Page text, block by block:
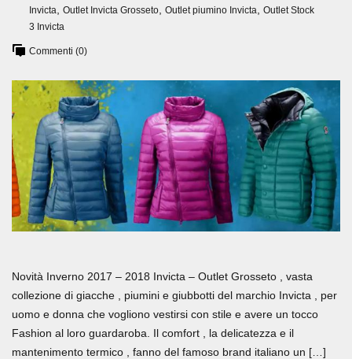
Invicta Outlet Invicta Grosseto Outlet piumino Invicta Outlet Stock
3 Invicta
Commenti (0)
Novità Inverno 2017 – 2018 Invicta – Outlet Grosseto , vasta
collezione di giacche , piumini e giubbotti del marchio Invicta , per
uomo e donna che vogliono vestirsi con stile e avere un tocco
Fashion al loro guardaroba. Il comfort , la delicatezza e il
mantenimento termico , fanno del famoso brand italiano un […]